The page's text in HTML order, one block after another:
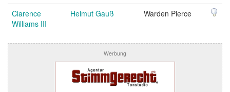
Clarence
Williams III
Helmut Gauß Warden Pierce
Werbung